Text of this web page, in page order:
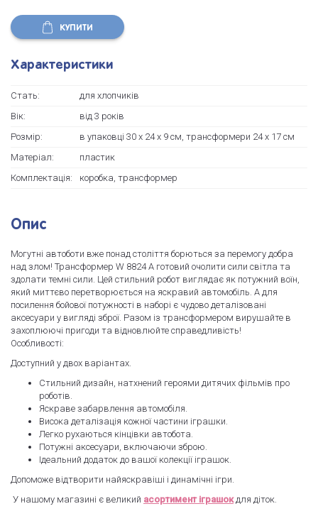
КУПИТИ
Характеристики
Стать:
для хлопчиків
Вік:
від 3 років
Розмір:
в упаковці 30 х 24 х 9 см, трансформери 24 х 17 см
Матеріал:
пластик
Комплектація:
коробка, трансформер
Опис
Могутні автоботи вже понад століття борються за перемогу добра
над злом! Трансформер W 8824 A готовий очолити сили світла та
здолати темні сили. Цей стильний робот виглядає як потужний воїн,
який миттєво перетворюється на яскравий автомобіль. А для
посилення бойової потужності в наборі є чудово деталізовані
аксесуари у вигляді зброї. Разом із трансформером вирушайте в
захоплюючі пригоди та відновлюйте справедливість!
Особливості:
Доступний у двох варіантах.
Стильний дизайн, натхнений героями дитячих фільмів про
роботів.
Яскраве забарвлення автомобіля.
Висока деталізація кожної частини іграшки.
Легко рухаються кінцівки автобота.
Потужні аксесуари, включаючи зброю.
Ідеальний додаток до вашої колекції іграшок.
Допоможе відтворити найяскравіші і динамічні ігри.
У нашому магазині є великий асортимент іграшокдля діток.